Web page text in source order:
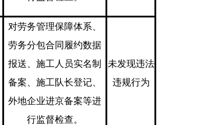
对劳务管理保障体系、
劳务分包合同履约数据
报送、施工人员实名制
备案、施工队长登记、
外地企业进京备案等进
行监督检查。
未发现违法
违规行为